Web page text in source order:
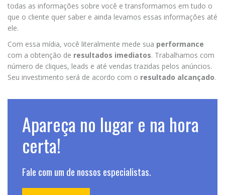
todas as informações sobre você e transformamos em tudo o
que o cliente quer saber e ainda levamos essas informações até
ele.
Com essa mídia, você literalmente mede sua performance
com a obtenção de resultados imediatos. Trabalhamos com
número de cliques, leads e até vendas trazidas pelos anúncios.
Seu investimento será de acordo com o resultado alcançado.
Apareça no lugar e na hora
certa!
Fale com um de nossos especialistas.